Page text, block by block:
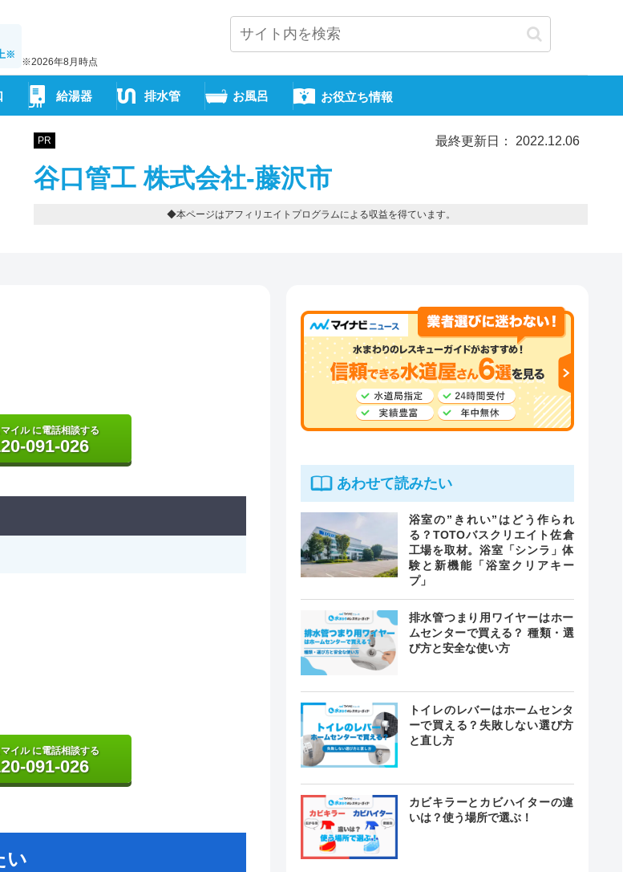
※
※2026年8月時点
給湯器 排水管 お風呂 お役立ち情報
PR 最終更新日： 2022.12.06
谷口管工 株式会社-藤沢市
◆本ページはアフィリエイトプログラムによる収益を得ています。
イル に電話相談する
091-026
イル に電話相談する
091-026
い
あわせて読みたい
浴室の”きれい”はどう作られ
る？TOTOバスクリエイト佐倉
工場を取材。浴室「シンラ」体
験と新機能「浴室クリアキー
プ」
排水管つまり用ワイヤーはホー
ムセンターで買える？ 種類・選
び方と安全な使い方
トイレのレバーはホームセンタ
ーで買える？失敗しない選び方
と直し方
カビキラーとカビハイターの違
いは？使う場所で選ぶ！